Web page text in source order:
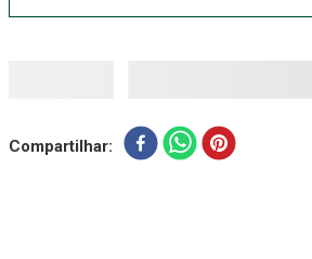
Compartilhar